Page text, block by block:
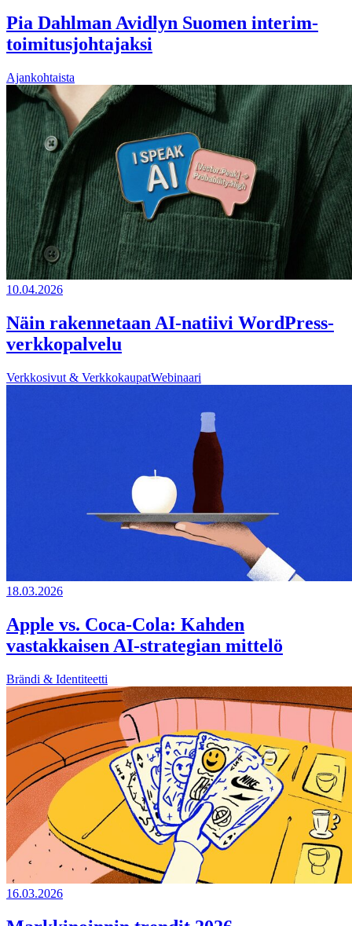
Pia Dahlman Avidlyn Suomen interim-
toimitusjohtajaksi
Ajankohtaista
10.04.2026
Näin rakennetaan AI-natiivi WordPress-
verkkopalvelu
Verkkosivut & VerkkokaupatWebinaari
18.03.2026
Apple vs. Coca-Cola: Kahden
vastakkaisen AI-strategian mittelö
Brändi & Identiteetti
16.03.2026